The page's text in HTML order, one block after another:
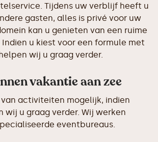
Tijdens uw verblijf heeft u
gasten, alles is privé voor uw
kan u genieten van een ruime
u kiest voor een formule met
wij u graag verder.
vakantie aan zee
van activiteiten mogelijk, indien
wij u graag verder. Wij werken
eventbureaus.